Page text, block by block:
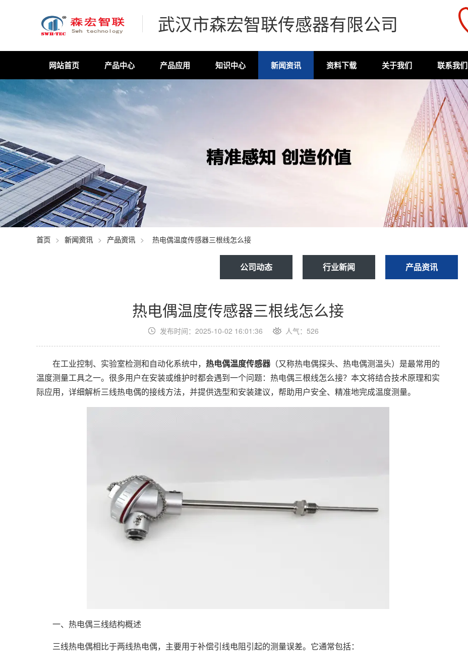
武汉市森宏智联传感器有限公司
网站首页 产品中心 产品应用 知识中心 新闻资讯 资料下载 关于我们 联系我们
首页 > 新闻资讯 > 产品资讯 > 热电偶温度传感器三根线怎么接
公司动态 行业新闻 产品资讯
热电偶温度传感器三根线怎么接
发布时间：2025-10-02 16:01:36 人气：526
在工业控制、实验室检测和自动化系统中， 热电偶温度传感器（又称热电偶探头、热电偶测温头）是最常用的
温度测量工具之一。很多用户在安装或维护时都会遇到一个问题：热电偶三根线怎么接？本文将结合技术原理和实
际应用，详细解析三线热电偶的接线方法，并提供选型和安装建议，帮助用户安全、精准地完成温度测量。
一、热电偶三线结构概述
三线热电偶相比于两线热电偶，主要用于补偿引线电阻引起的测量误差。它通常包括：